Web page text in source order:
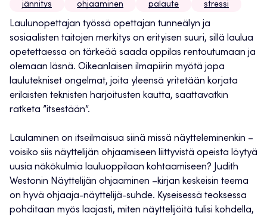
jännitys ohjaaminen palaute stressi
Laulunopettajan työssä opettajan tunneälyn ja
sosiaalisten taitojen merkitys on erityisen suuri, sillä laulua
opetettaessa on tärkeää saada oppilas rentoutumaan ja
olemaan läsnä. Oikeanlaisen ilmapiirin myötä jopa
laulutekniset ongelmat, joita yleensä yritetään korjata
erilaisten teknisten harjoitusten kautta, saattavatkin
ratketa ”itsestään”.
Laulaminen on itseilmaisua siinä missä näytteleminenkin –
voisiko siis näyttelijän ohjaamiseen liittyvistä opeista löytyä
uusia näkökulmia lauluoppilaan kohtaamiseen? Judith
Westonin Näyttelijän ohjaaminen –kirjan keskeisin teema
on hyvä ohjaaja-näyttelijä-suhde. Kyseisessä teoksessa
pohditaan myös laajasti, miten näyttelijöitä tulisi kohdella,